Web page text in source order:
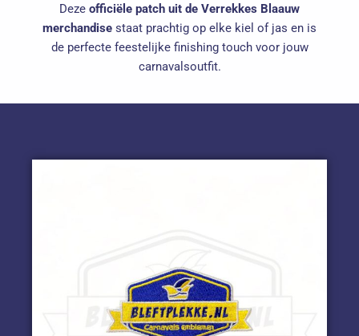
Deze officiële patch uit de Verrekkes Blaauw
merchandise staat prachtig op elke kiel of jas en is
de perfecte feestelijke finishing touch voor jouw
carnavalsoutfit.